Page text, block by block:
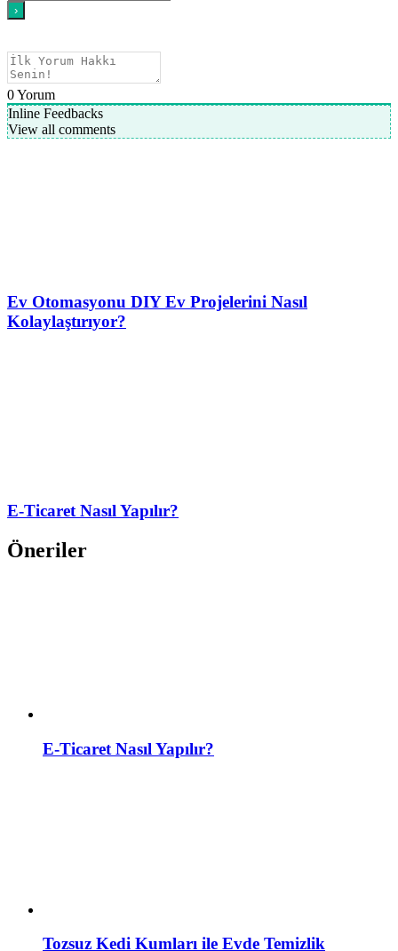
0Yorum
Inline Feedbacks
View all comments
Ev Otomasyonu DIY Ev Projelerini Nasıl
Kolaylaştırıyor?
E-Ticaret Nasıl Yapılır?
Öneriler
E-Ticaret Nasıl Yapılır?
Tozsuz Kedi Kumları ile Evde Temizlik